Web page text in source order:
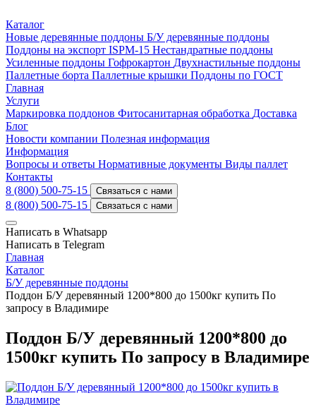
Каталог
Новые деревянные поддоны Б/У деревянные поддоны
Поддоны на экспорт ISPM-15 Нестандратные поддоны
Усиленные поддоны Гофрокартон Двухнастильные поддоны
Паллетные борта Паллетные крышки Поддоны по ГОСТ
Главная
Услуги
Маркировка поддонов Фитосанитарная обработка Доставка
Блог
Новости компании Полезная информация
Информация
Вопросы и ответы Нормативные документы Виды паллет
Контакты
8 (800) 500-75-15
Связаться с нами
8 (800) 500-75-15 Связаться с нами
Написать в Whatsapp
Написать в Telegram
Главная
Каталог
Б/У деревянные поддоны
Поддон Б/У деревянный 1200*800 до 1500кг купить По
запросу в Владимире
Поддон Б/У деревянный 1200*800 до
1500кг купить По запросу в Владимире